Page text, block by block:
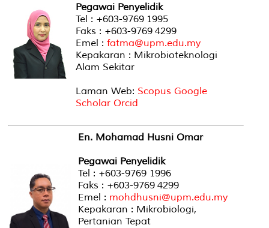
Pegawai Penyelidik
Tel : +603-9769 1995
Faks : +603-9769 4299
Emel : fatma@upm.edu.my
Kepakaran : Mikrobioteknologi
Alam Sekitar
Laman Web: Scopus Google
Scholar Orcid
En. Mohamad Husni Omar
Pegawai Penyelidik
Tel : +603-9769 1996
Faks : +603-9769 4299
Emel : mohdhusni@upm.edu.my
Kepakaran : Mikrobiologi,
Pertanian Tepat